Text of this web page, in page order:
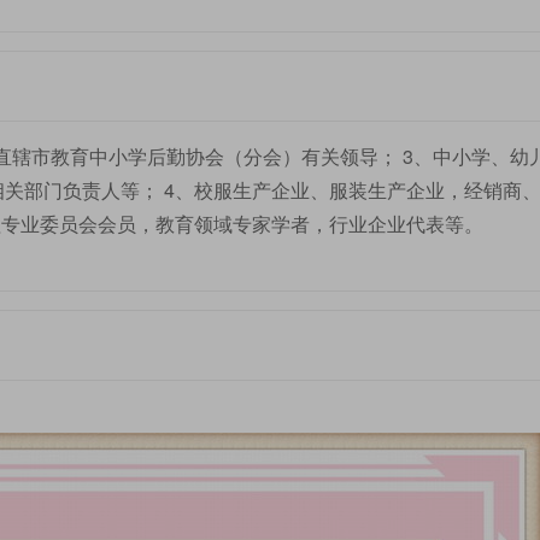
市教育中小学后勤协会（分会）有关领导； 3、中小学、幼
部门负责人等； 4、校服生产企业、服装生产企业，经销商
委员会会员，教育领域专家学者，行业企业代表等。